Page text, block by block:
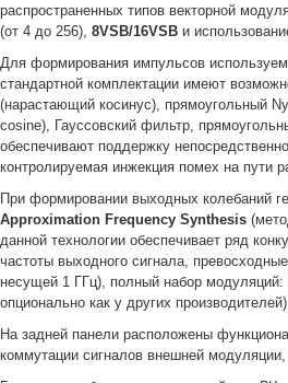
распространенных типов векторной
(от 4 до 256), 8VSB/16VSB и
Для формирования импульсов
стандартной комплектации имеют
(нарастающий косинус), прямоугольный
cosine), Гауссовский фильтр,
обеспечивают поддержку
контролируемая инжекция помех на пути
При формировании выходных колебаний
Approximation Frequency Synthesis
данной технологии обеспечивает ряд
частоты выходного сигнала,
несущей 1 ГГц), полный набор
опционально как у других производителей)
На задней панели расположены
коммутации сигналов внешней модуляции,